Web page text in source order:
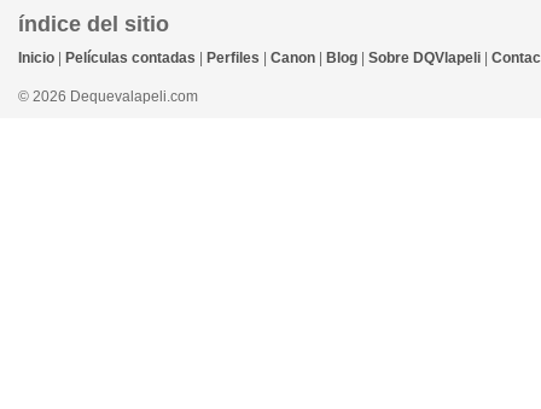
índice del sitio
Inicio Películas contadas Perfiles Canon Blog Sobre DQVlapeli
© 2026 Dequevalapeli.com